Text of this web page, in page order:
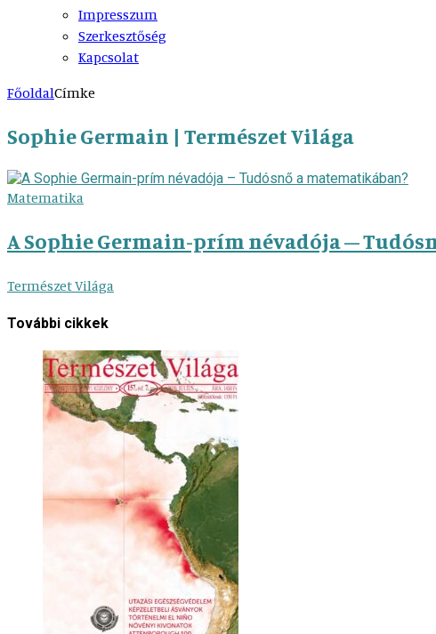
Impresszum
Szerkesztőség
Kapcsolat
FőoldalCímke
Sophie Germain | Természet Világa
Matematika
A Sophie Germain-prím névadója –
Természet Világa
További cikkek